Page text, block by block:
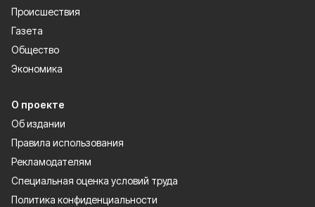
Происшествия
Газета
Общество
Экономика
О проекте
Об издании
Правила использования
Рекламодателям
Специальная оценка условий труда
Политика конфиденциальности